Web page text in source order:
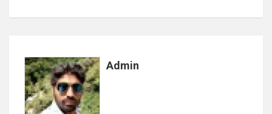
ce
o
o
k
at
A
p
p
ar
Admin